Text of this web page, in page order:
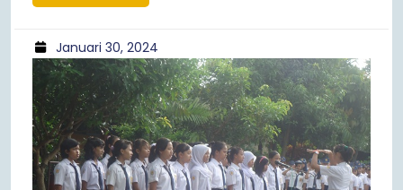
Januari 30, 2024